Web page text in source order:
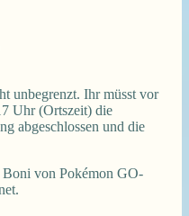
unbegrenzt. Ihr müsst vor
Uhr (Ortszeit) die
abgeschlossen und die
von Pokémon GO-